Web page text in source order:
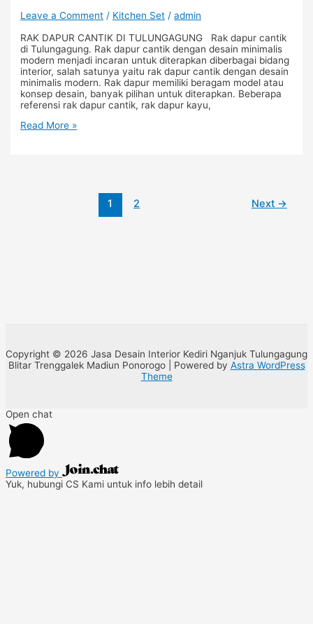
Leave a Comment / Kitchen Set /admin
RAK DAPUR CANTIK DI TULUNGAGUNG Rak dapur cantik
di Tulungagung. Rak dapur cantik dengan desain minimalis
modern menjadi incaran untuk diterapkan diberbagai bidang
interior, salah satunya yaitu rak dapur cantik dengan desain
minimalis modern. Rak dapur memiliki beragam model atau
konsep desain, banyak pilihan untuk diterapkan. Beberapa
referensi rak dapur cantik, rak dapur kayu,
Read More »
1 2 Next →
Copyright © 2026 Jasa Desain Interior Kediri Nganjuk Tulungagung
Blitar Trenggalek Madiun Ponorogo | Powered by Astra WordPress
Theme
Open chat
Powered by
Yuk, hubungi CS Kami untuk info lebih detail